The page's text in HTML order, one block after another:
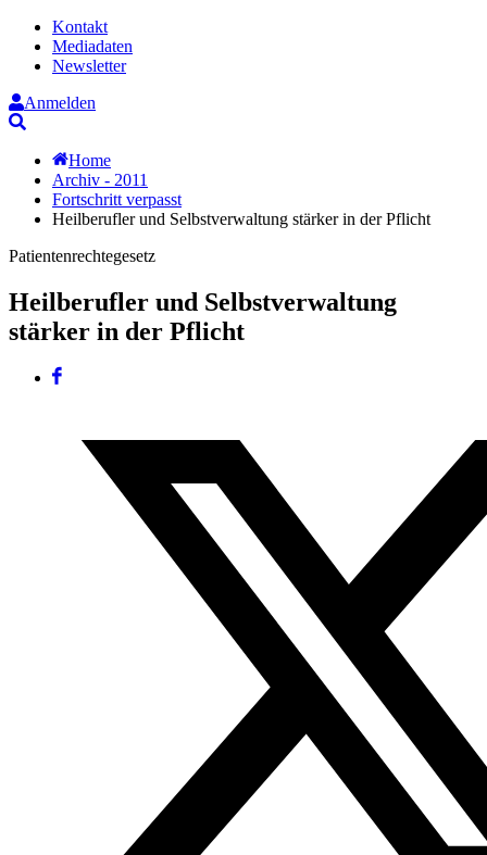
Kontakt
Mediadaten
Newsletter
Anmelden
Home
Archiv - 2011
Fortschritt verpasst
Heilberufler und Selbstverwaltung stärker in der Pflicht
Patientenrechtegesetz
Heilberufler und Selbstverwaltung
stärker in der Pflicht